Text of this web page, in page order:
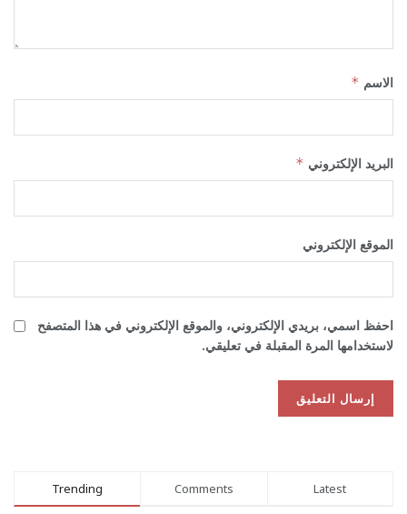
الاسم *
البريد الإلكتروني *
الموقع الإلكتروني
احفظ اسمي، بريدي الإلكتروني، والموقع الإلكتروني في هذا المتصفح
لاستخدامها المرة المقبلة في تعليقي.
Trending Comments Latest